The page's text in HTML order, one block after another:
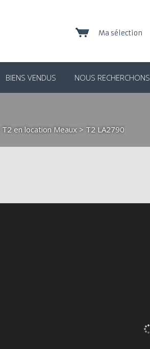
Ma sélection
BIENS VENDUS NOUS RECHERCHONS
T2 en location Meaux > T2 LA2790